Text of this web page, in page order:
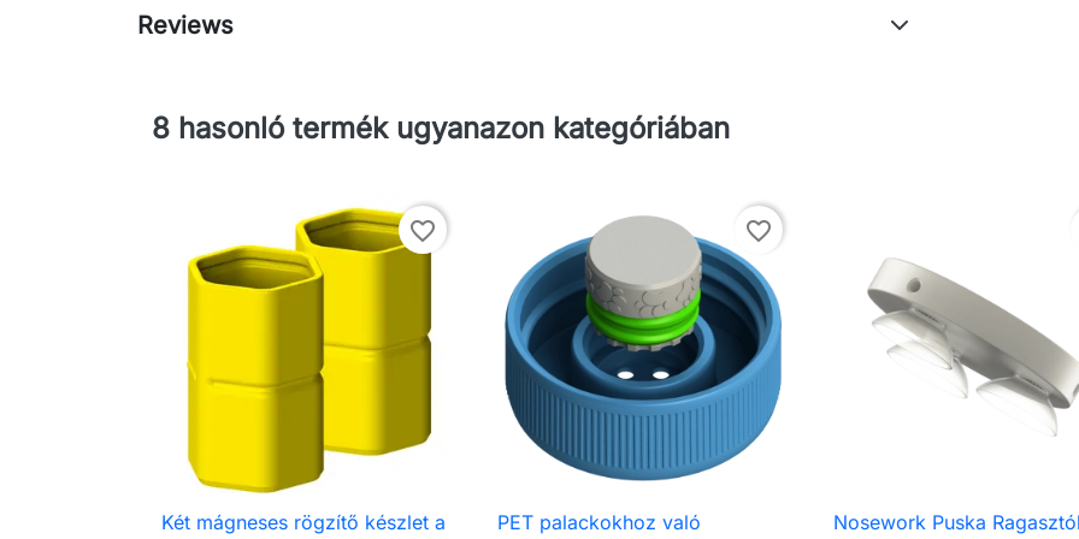
Reviews
8 hasonló termék ugyanazon kategóriában
favorite_border
 Előnézet
Két mágneses rögzítő készlet a
favorite_border
 Előnézet
PET palackokhoz való
 Előnézet
Nosework Puska